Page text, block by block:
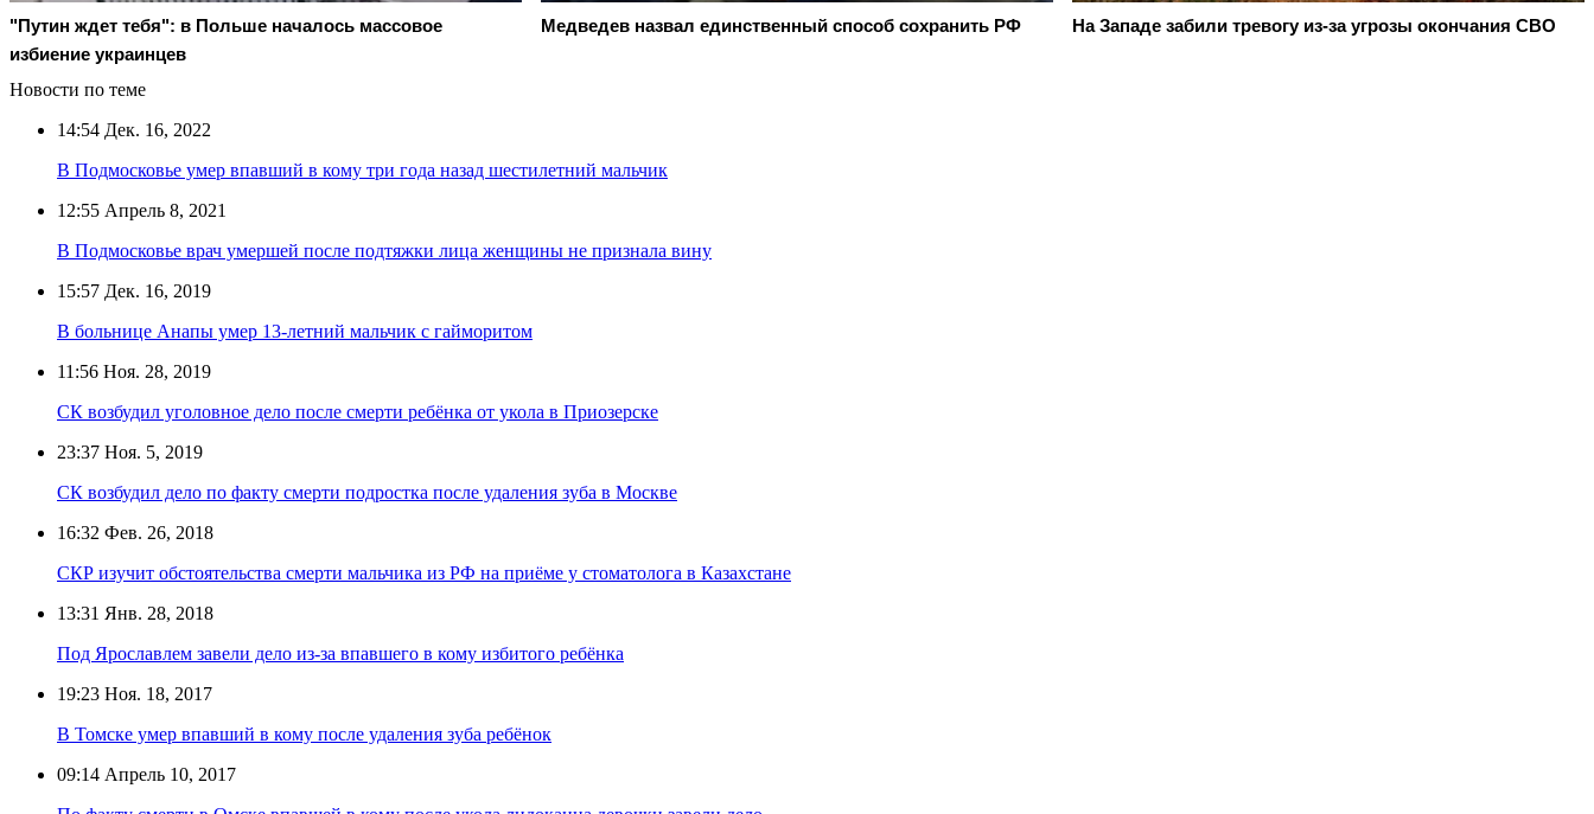
"Путин ждет тебя": в Польше началось массовое
избиение украинцев
Медведев назвал единственный способ сохранить РФ На Западе забили тревогу из-за угрозы окончания СВО
Новости по теме
14:54 Дек. 16, 2022
В Подмосковье умер впавший в кому три года назад шестилетний мальчик
12:55 Апрель 8, 2021
В Подмосковье врач умершей после подтяжки лица женщины не признала вину
15:57 Дек. 16, 2019
В больнице Анапы умер 13-летний мальчик с гайморитом
11:56 Ноя. 28, 2019
СК возбудил уголовное дело после смерти ребёнка от укола в Приозерске
23:37 Ноя. 5, 2019
СК возбудил дело по факту смерти подростка после удаления зуба в Москве
16:32 Фев. 26, 2018
СКР изучит обстоятельства смерти мальчика из РФ на приёме у стоматолога в Казахстане
13:31 Янв. 28, 2018
Под Ярославлем завели дело из-за впавшего в кому избитого ребёнка
19:23 Ноя. 18, 2017
В Томске умер впавший в кому после удаления зуба ребёнок
09:14 Апрель 10, 2017